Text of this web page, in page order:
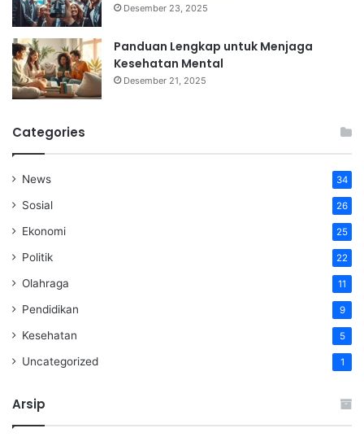
Desember 23, 2025
Panduan Lengkap untuk Menjaga
Kesehatan Mental
Desember 21, 2025
Categories
News 34
Sosial 26
Ekonomi 25
Politik 22
Olahraga 11
Pendidikan 9
Kesehatan 5
Uncategorized 1
Arsip